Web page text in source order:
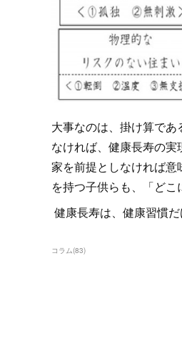
大事なのは、掛け算で
なければ、健康長寿の
家を前提としなければ
を持つ子供らも、「ど
健康長寿は、健康習慣
コラム(83)